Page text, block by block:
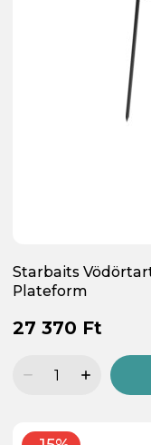
Starbaits
Plateform
27 370 Ft